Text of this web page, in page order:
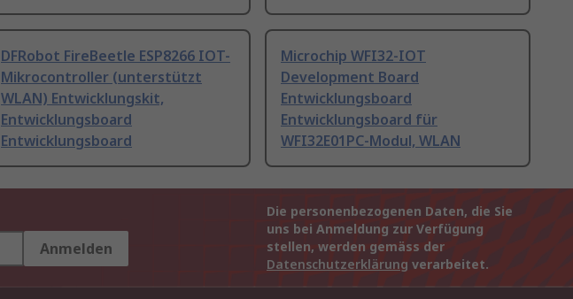
DFRobot FireBeetle ESP8266 IOT-
Mikrocontroller (unterstützt
WLAN) Entwicklungskit,
Entwicklungsboard
Entwicklungsboard
Microchip WFI32-IOT
Development Board
Entwicklungsboard
Entwicklungsboard für
WFI32E01PC-Modul, WLAN
Anmelden
Die personenbezogenen Daten, die Sie
uns bei Anmeldung zur Verfügung
stellen, werden gemäss der
Datenschutzerklärung verarbeitet.